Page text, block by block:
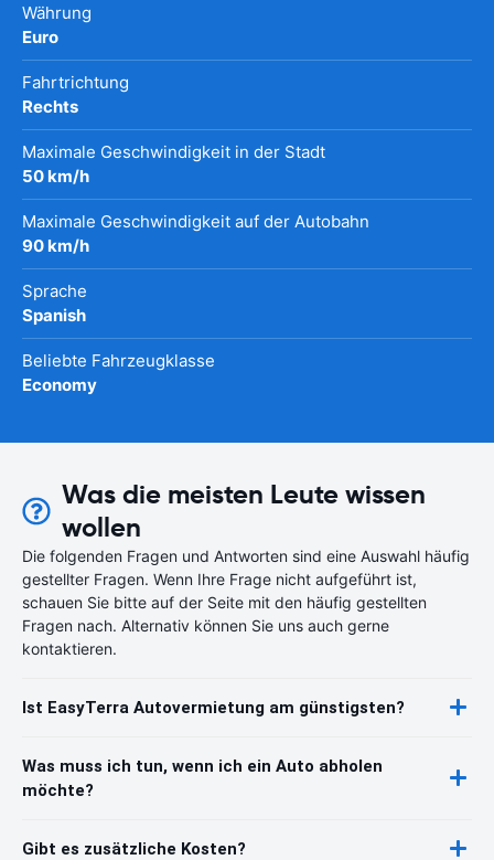
Währung
Euro
Fahrtrichtung
Rechts
Maximale Geschwindigkeit in der Stadt
50 km/h
Maximale Geschwindigkeit auf der Autobahn
90 km/h
Sprache
Spanish
Beliebte Fahrzeugklasse
Economy
Was die meisten Leute wissen
wollen
Die folgenden Fragen und Antworten sind eine Auswahl häufig
gestellter Fragen. Wenn Ihre Frage nicht aufgeführt ist,
schauen Sie bitte auf der Seite mit den häufig gestellten
Fragen nach. Alternativ können Sie uns auch gerne
kontaktieren.
Ist EasyTerra Autovermietung am günstigsten?
Was muss ich tun, wenn ich ein Auto abholen
möchte?
Gibt es zusätzliche Kosten?